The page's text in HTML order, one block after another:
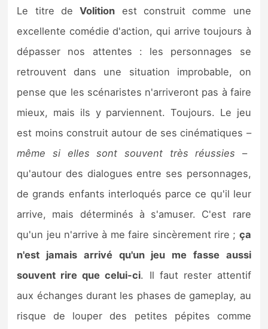
Le titre deVolition est construit comme une
excellente comédie d'action, qui arrive toujours à
dépasser nos attentes : les personnages se
retrouvent dans une situation improbable, on
pense que les scénaristes n'arriveront pas à faire
mieux, mais ils y parviennent. Toujours. Le jeu
est moins construit autour de ses cinématiques –
même si elles sont souvent très réussies –
qu'autour des dialogues entre ses personnages,
de grands enfants interloqués parce ce qu'il leur
arrive, mais déterminés à s'amuser. C'est rare
qu'un jeu n'arrive à me faire sincèrement rire ; ça
n'est jamais arrivé qu'un jeu me fasse aussi
souvent rire que celui-ci. Il faut rester attentif
aux échanges durant les phases de gameplay, au
risque de louper des petites pépites comme